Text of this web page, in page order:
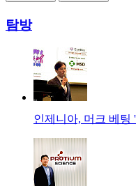
탐방
인제니아, 머크 베팅